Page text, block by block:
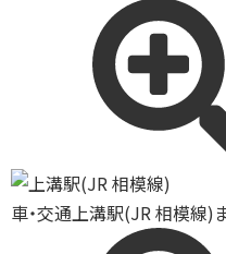
車・交通上溝駅(JR 相模線)